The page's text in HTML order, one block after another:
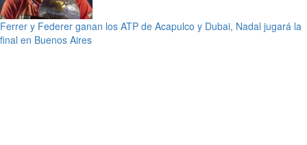
Ferrer y Federer ganan los ATP de Acapulco y Dubai, Nadal jugará la
final en Buenos Aires